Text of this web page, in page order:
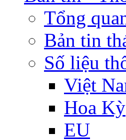
Tổng
Bản tin
Số liệu
Việt
Hoa Kỳ
EU